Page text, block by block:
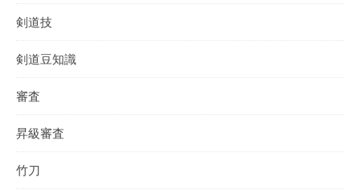
剣道技
剣道豆知識
審査
昇級審査
竹刀